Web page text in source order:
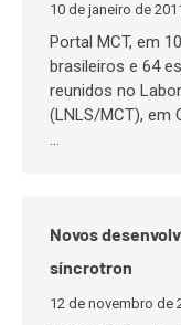
10 de janeiro de
Portal MCT, em
brasileiros e 64
reunidos no
(LNLS/MCT), em
…
Novos
síncrotron
12 de novembro de